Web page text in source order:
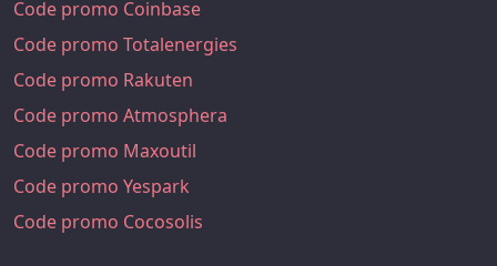
Code promo Coinbase
Code promo Totalenergies
Code promo Rakuten
Code promo Atmosphera
Code promo Maxoutil
Code promo Yespark
Code promo Cocosolis